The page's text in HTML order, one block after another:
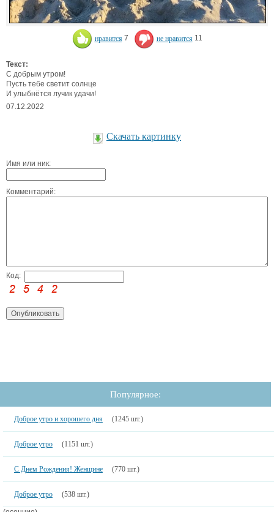
нравится 7 не нравится 11
Текст:
С добрым утром!
Пусть тебе светит солнце
И улыбнётся лучик удачи!
07.12.2022
Скачать картинку
Имя или ник:
Комментарий:
Код:
Популярное:
Доброе утро и хорошего дня (1245 шт.)
Доброе утро (1151 шт.)
С Днем Рождения! Женщине (770 шт.)
Доброе утро (538 шт.)